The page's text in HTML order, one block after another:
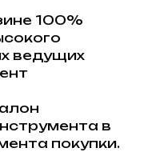
100%
ведущих
в
покупки.